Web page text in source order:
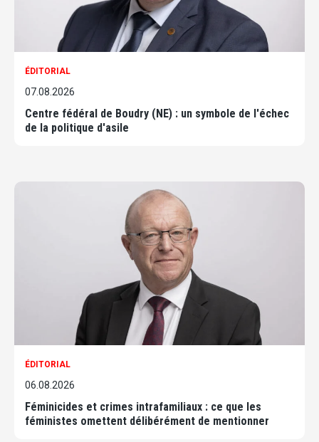
ÉDITORIAL
07.08.2026
Centre fédéral de Boudry (NE) : un symbole de l'échec
de la politique d'asile
ÉDITORIAL
06.08.2026
Féminicides et crimes intrafamiliaux : ce que les
féministes omettent délibérément de mentionner